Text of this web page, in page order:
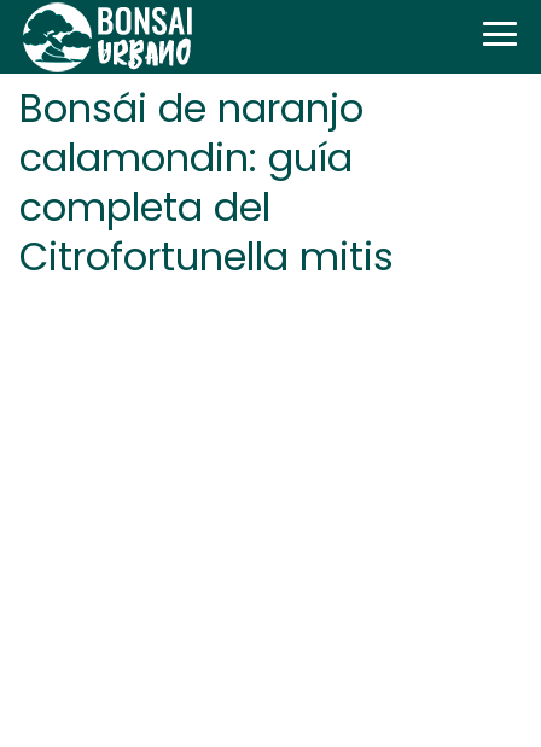
Bonsái de naranjo
calamondin: guía
completa del
Citrofortunella mitis